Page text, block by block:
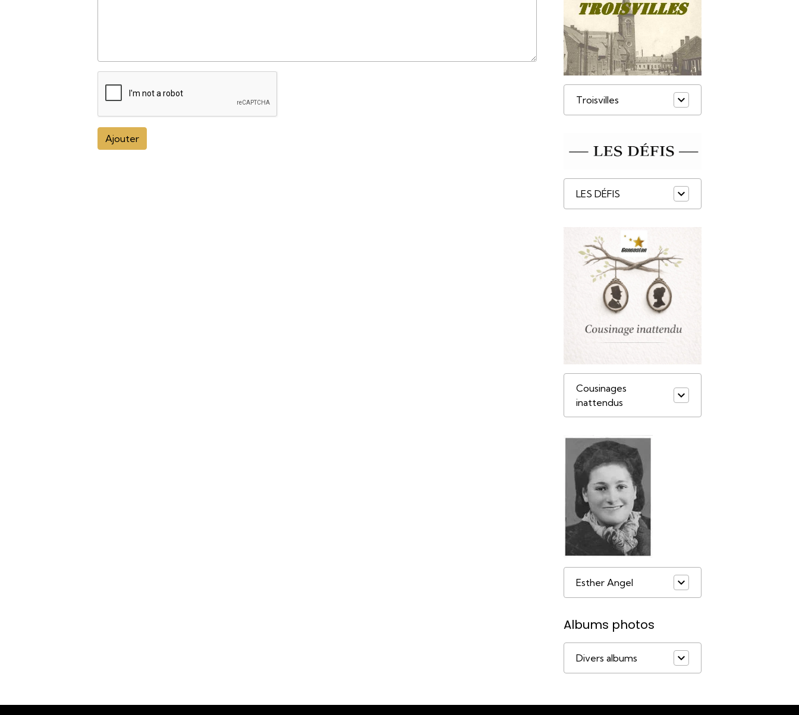
Ajouter
Troisvilles
LES DÉFIS
Cousinages
inattendus
Esther Angel
Albums photos
Divers albums